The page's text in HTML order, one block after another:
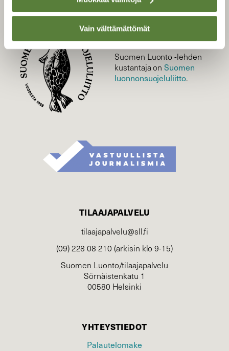
Vain välttämättömätSUOMEN LUONNON­
Suomen Luonto -lehden
kustantaja onSuomen
luonnonsuojelu­liitto.
TILAAJAPALVELU
tilaajapalvelu@sll.fi
(09) 228 08 210 (arkisin klo 9-15)
Suomen Luonto/tilaajapalvelu
Sörnäistenkatu 1
00580 Helsinki
YHTEYSTIEDOT
Palautelomake